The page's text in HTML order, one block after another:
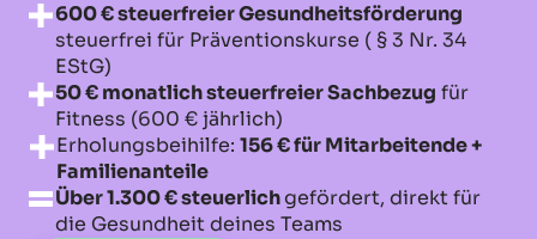
600 € steuerfreier Gesundheitsförderung
steuerfrei für Präventionskurse ( § 3 Nr. 34
EStG)
50 € monatlich steuerfreier Sachbezug für
Fitness (600 € jährlich)
Erholungsbeihilfe:156 € für Mitarbeitende +
Familienanteile
Über 1.300 € steuerlichgefördert, direkt für
die Gesundheit deines Teams